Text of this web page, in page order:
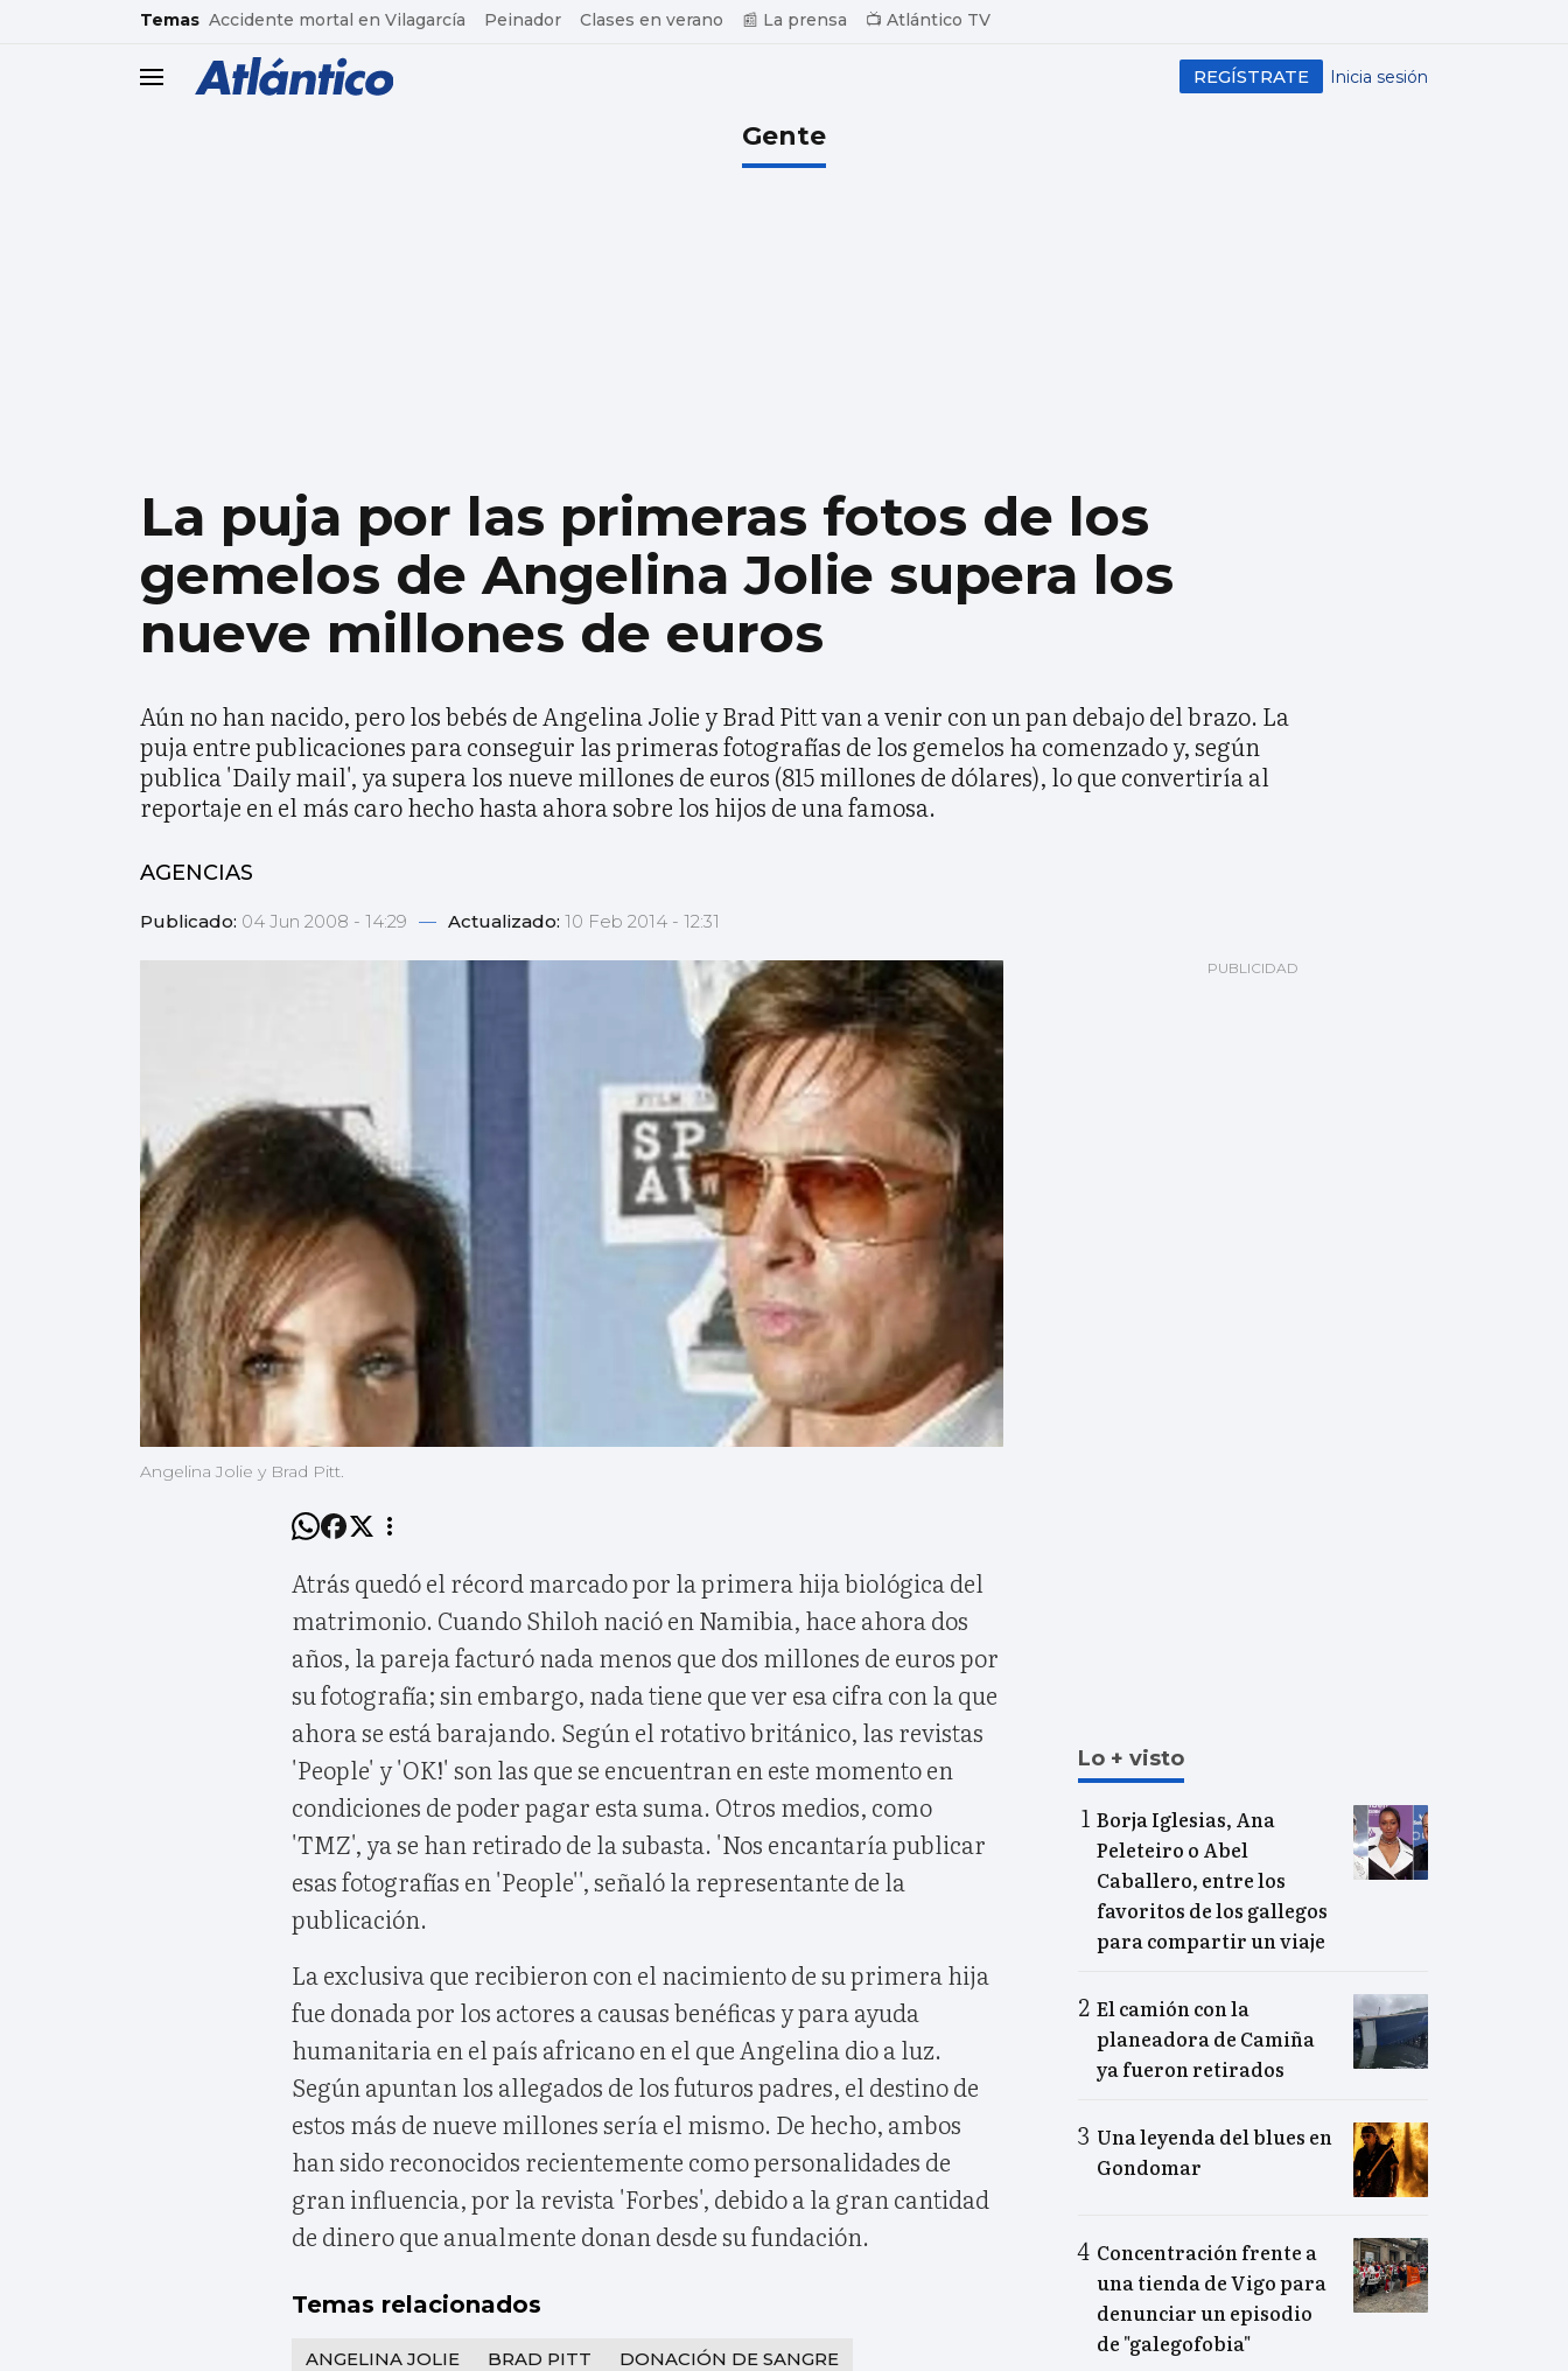
common.go-to-content
Temas Accidente mortal en Vilagarcía Peinador Clases en verano 📰 La prensa 📺 Atlántico TV
header.menu.open Inicia sesión
REGÍSTRATE
Gente
La puja por las primeras fotos de los
gemelos de Angelina Jolie supera los
nueve millones de euros
Aún no han nacido, pero los bebés de Angelina Jolie y Brad Pitt van a venir con un pan debajo del brazo. La
puja entre publicaciones para conseguir las primeras fotografías de los gemelos ha comenzado y, según
publica 'Daily mail', ya supera los nueve millones de euros (815 millones de dólares), lo que convertiría al
reportaje en el más caro hecho hasta ahora sobre los hijos de una famosa.
AGENCIAS
Publicado: 04 Jun 2008 - 14:29 — Actualizado: 10 Feb 2014 - 12:31
Angelina Jolie y Brad Pitt.
Atrás quedó el récord marcado por la primera hija biológica del
matrimonio. Cuando Shiloh nació en Namibia, hace ahora dos
años, la pareja facturó nada menos que dos millones de euros por
su fotografía; sin embargo, nada tiene que ver esa cifra con la que
ahora se está barajando. Según el rotativo británico, las revistas
'People' y 'OK!' son las que se encuentran en este momento en
condiciones de poder pagar esta suma. Otros medios, como
'TMZ', ya se han retirado de la subasta. 'Nos encantaría publicar
esas fotografías en 'People'', señaló la representante de la
publicación.
La exclusiva que recibieron con el nacimiento de su primera hija
fue donada por los actores a causas benéficas y para ayuda
humanitaria en el país africano en el que Angelina dio a luz.
Según apuntan los allegados de los futuros padres, el destino de
estos más de nueve millones sería el mismo. De hecho, ambos
han sido reconocidos recientemente como personalidades de
gran influencia, por la revista 'Forbes', debido a la gran cantidad
de dinero que anualmente donan desde su fundación.
Temas relacionados
ANGELINA JOLIE BRAD PITT DONACIÓN DE SANGRE
Lo + visto
Borja Iglesias, Ana
Peleteiro o Abel
Caballero, entre los
favoritos de los gallegos
para compartir un viaje
El camión con la
planeadora de Camiña
ya fueron retirados
Una leyenda del blues en
Gondomar
Concentración frente a
una tienda de Vigo para
denunciar un episodio
de "galegofobia"